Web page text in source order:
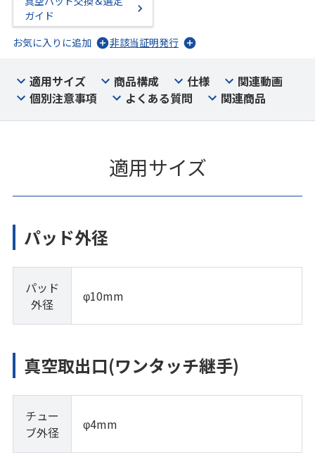
ガイド
お気に入りに追加
非該当証明発行
適用サイズ 商品構成 仕様
関連動画
個別注意事項
よくある質問 関連商品
適用サイズ
パッド外径
パッド
外径
φ10mm
真空取出口(ワンタッチ継手)
チュー
ブ外径
φ4mm